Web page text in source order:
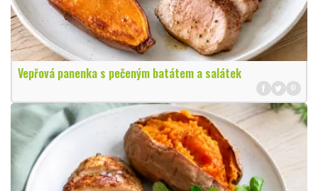
Vepřová panenka s pečeným batátem a salátek